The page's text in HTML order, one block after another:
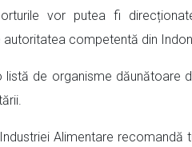
vor putea fi
competentă din
listă de organisme dăunătoare
Alimentare